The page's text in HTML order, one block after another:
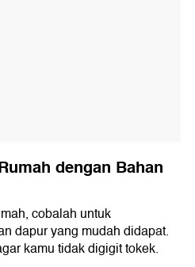
dengan Bahan
cobalah untuk
dapur yang mudah didapat.
kamu tidak digigit tokek.